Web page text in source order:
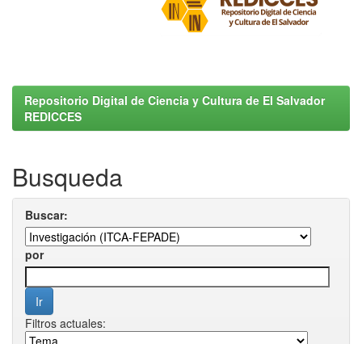
Repositorio Digital de Ciencia y Cultura de El Salvador
REDICCES
Busqueda
Buscar:
por
Filtros actuales: